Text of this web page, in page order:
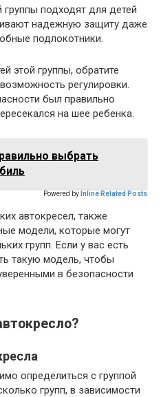
подходят для детей
надежную защиту даже
подлокотники.
этой группы, обратите
регулировки.
был правильно
на шее ребенка.
выбрать
Powered by Inline Related Posts
автокресел, также
модели, которые могут
групп. Если у вас есть
такую модель, чтобы
в безопасности
определиться с группой
групп, в зависимости